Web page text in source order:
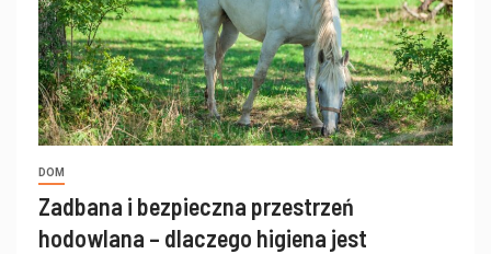
DOM
Zadbana i bezpieczna przestrzeń
hodowlana – dlaczego higiena jest